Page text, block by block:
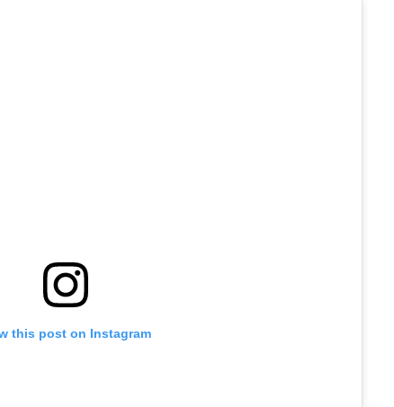
this post on Instagram